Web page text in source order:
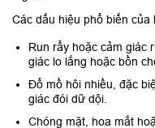
Các dấu hiệu phổ biến
Run rẩy hoặc cảm giác
giác lo lắng hoặc bồn
Đổ mồ hôi nhiều, đặc
giác đói dữ dội.​
Chóng mặt, hoa mắt